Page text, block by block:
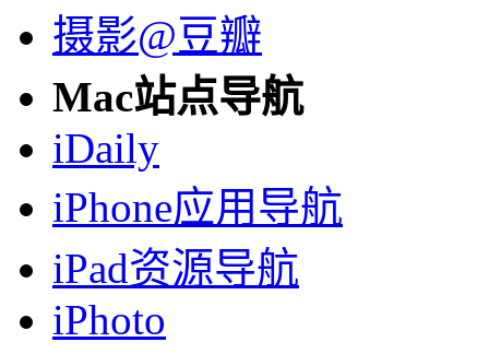
摄影@豆瓣
Mac站点导航
iDaily
iPhone应用导航
iPad资源导航
iPhoto